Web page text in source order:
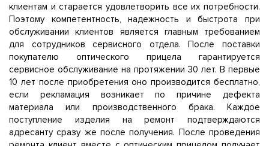
клиентам и старается удовлетворить все их потребности.
Поэтому компетентность, надежность и быстрота при
обслуживании клиентов является главным требованием
для сотрудников сервисного отдела. После поставки
покупателю оптического прицела гарантируется
сервисное обслуживание на протяжении 30 лет. В первые
10 лет после приобретения оно производится бесплатно,
если рекламация возникает по причине дефекта
материала или производственного брака. Каждое
поступление изделия на ремонт подтверждаются
адресанту сразу же после получения. После проведения